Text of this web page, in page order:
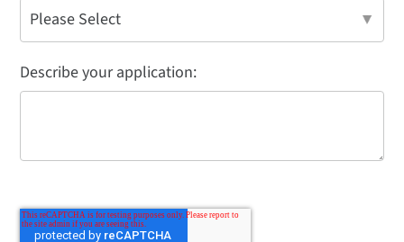
Describe your application: